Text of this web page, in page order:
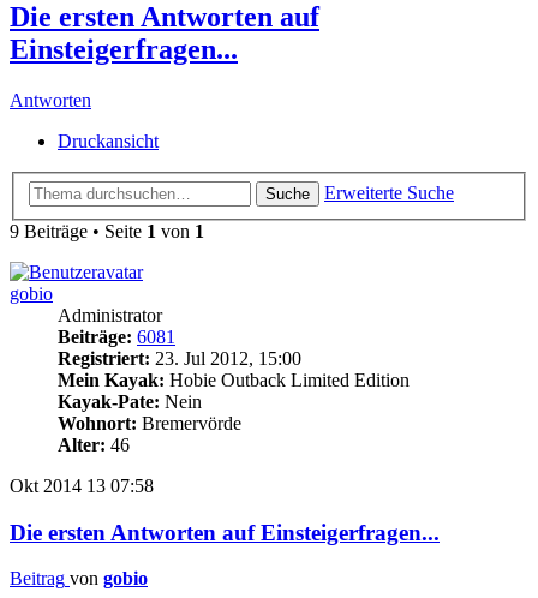
Die ersten Antworten auf
Einsteigerfragen...
Antworten
Druckansicht
Suche
Erweiterte Suche
9 Beiträge • Seite 1 von 1
gobio
Administrator
Beiträge: 6081
Registriert: 23. Jul 2012, 15:00
Mein Kayak: Hobie Outback Limited Edition
Kayak-Pate: Nein
Wohnort: Bremervörde
Alter: 46
Okt 2014 13 07:58
Die ersten Antworten auf Einsteigerfragen...
Beitrag von gobio